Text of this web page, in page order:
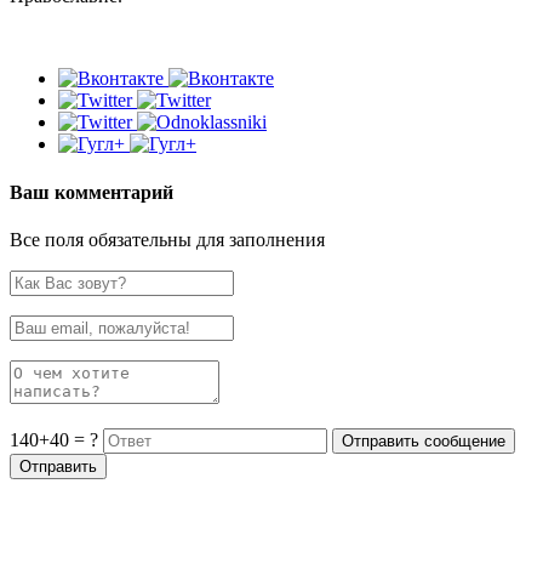
Ваш комментарий
Все поля обязательны для заполнения
140+40 = ?